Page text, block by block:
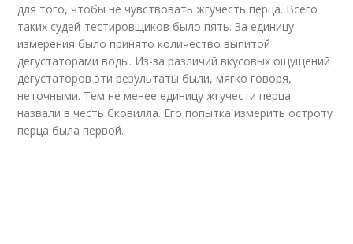
для того, чтобы не чувствовать жгучесть перца. Всего
таких судей-тестировщиков было пять. За единицу
измерения было принято количество выпитой
дегустаторами воды. Из-за различий вкусовых ощущений
дегустаторов эти результаты были, мягко говоря,
неточными. Тем не менее единицу жгучести перца
назвали в честь Сковилла. Его попытка измерить остроту
перца была первой.